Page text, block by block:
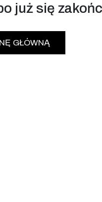
już się
GŁÓWNĄ